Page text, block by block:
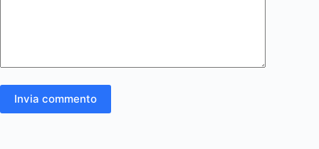
Invia commento